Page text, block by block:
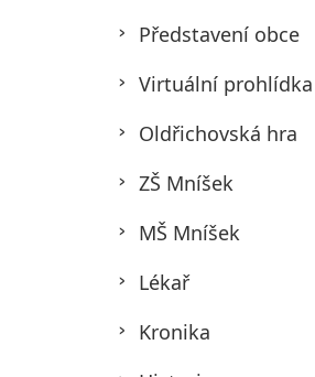
Představení obce
Virtuální
Oldřichovská hra
ZŠ Mníšek
MŠ Mníšek
Lékař
Kronika